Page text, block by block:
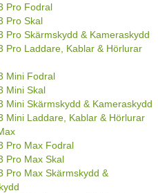
Pro Fodral
Pro Skal
Pro Skärmskydd & Kameraskydd
Pro Laddare, Kablar & Hörlurar
Mini Fodral
Mini Skal
Mini Skärmskydd & Kameraskydd
Mini Laddare, Kablar & Hörlurar
Pro Max Fodral
Pro Max Skal
Pro Max Skärmskydd &